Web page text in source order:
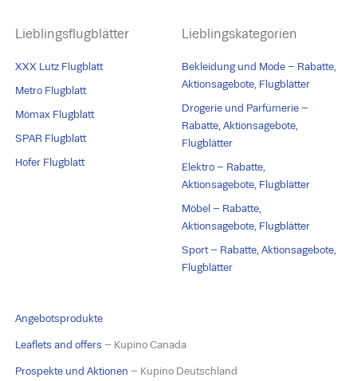
Lieblingsflugblätter
XXX Lutz Flugblatt
Metro Flugblatt
Mömax Flugblatt
SPAR Flugblatt
Hofer Flugblatt
Lieblingskategorien
Bekleidung und Mode – Rabatte,
Aktionsagebote, Flugblätter
Drogerie und Parfümerie –
Rabatte, Aktionsagebote,
Flugblätter
Elektro – Rabatte,
Aktionsagebote, Flugblätter
Möbel – Rabatte,
Aktionsagebote, Flugblätter
Sport – Rabatte, Aktionsagebote,
Flugblätter
Angebotsprodukte
Leaflets and offers – Kupino Canada
Prospekte und Aktionen – Kupino Deutschland